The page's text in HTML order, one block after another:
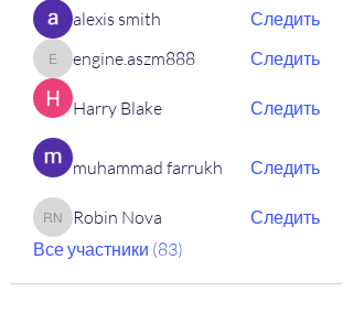
alexis smith
Следить
engine.aszm888
engine.aszm888 Следить
Harry Blake Следить
muhammad farrukh Следить
Robin Nova
Robin Nova
Следить
Все участники (83)